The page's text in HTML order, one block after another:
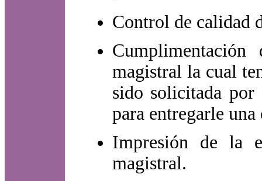
Control de calidad
magistral la cual
sido solicitada
para entregarle
Impresión de la
magistral.